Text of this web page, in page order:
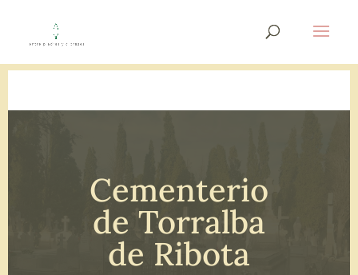
Cementerio
de Torralba
de Ribota